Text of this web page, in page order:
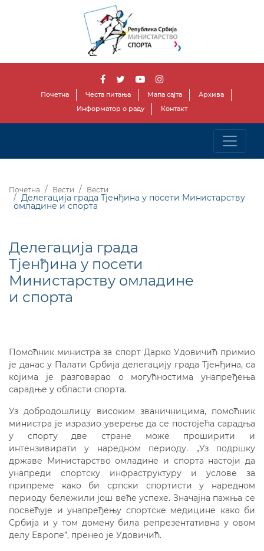
Почетна Честа питања Мапа сајта
Архива
Информатор о раду
Контакт
Почетна Вести Вести
Делегација града Тјенђина у посети Министарству
омладине и спорта
Делегација града
Тјенђина у посети
Министарству омладине
и спорта
Помоћник министра за спорт Дарко Удовичић примио
је данас у Палати Србија делегацију града Тјенђина, са
којима је разговарао о могућностима унапређења
сарадње у области спорта.
Уз добродошлицу високим званичницима, помоћник
министра је изразио уверење да се постојећа сарадња
у спорту две стране може проширити и
интензивирати у наредном периоду. „Уз подршку
државе Министарство омладине и спорта настоји да
унапреди спортску инфраструктуру и услове за
припреме како би српски спортисти у наредном
периоду бележили још веће успехе. Значајна пажња се
посвећује и унапређењу спортске медицине како би
Србија и у том домену била репрезентативна у овом
делу Европе”, пренео је Удовичић.